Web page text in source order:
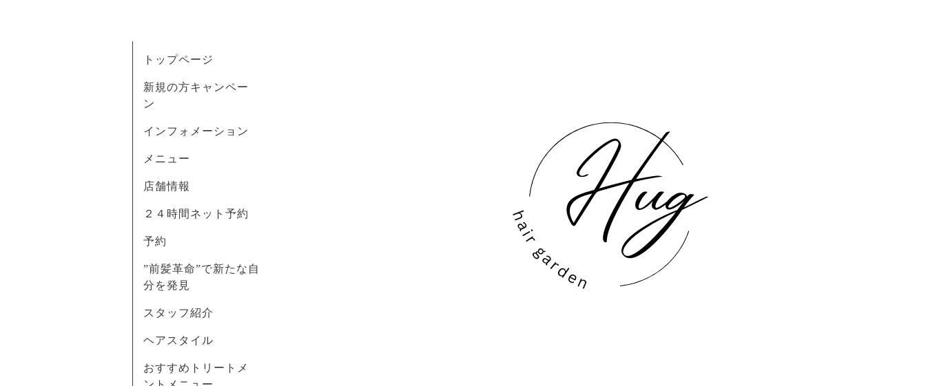
トップページ
新規の方キャンペー
ン
インフォメーション
メニュー
店舗情報
２４時間ネット予約
予約
”前髪革命”で新たな自
分を発見
スタッフ紹介
ヘアスタイル
おすすめトリートメ